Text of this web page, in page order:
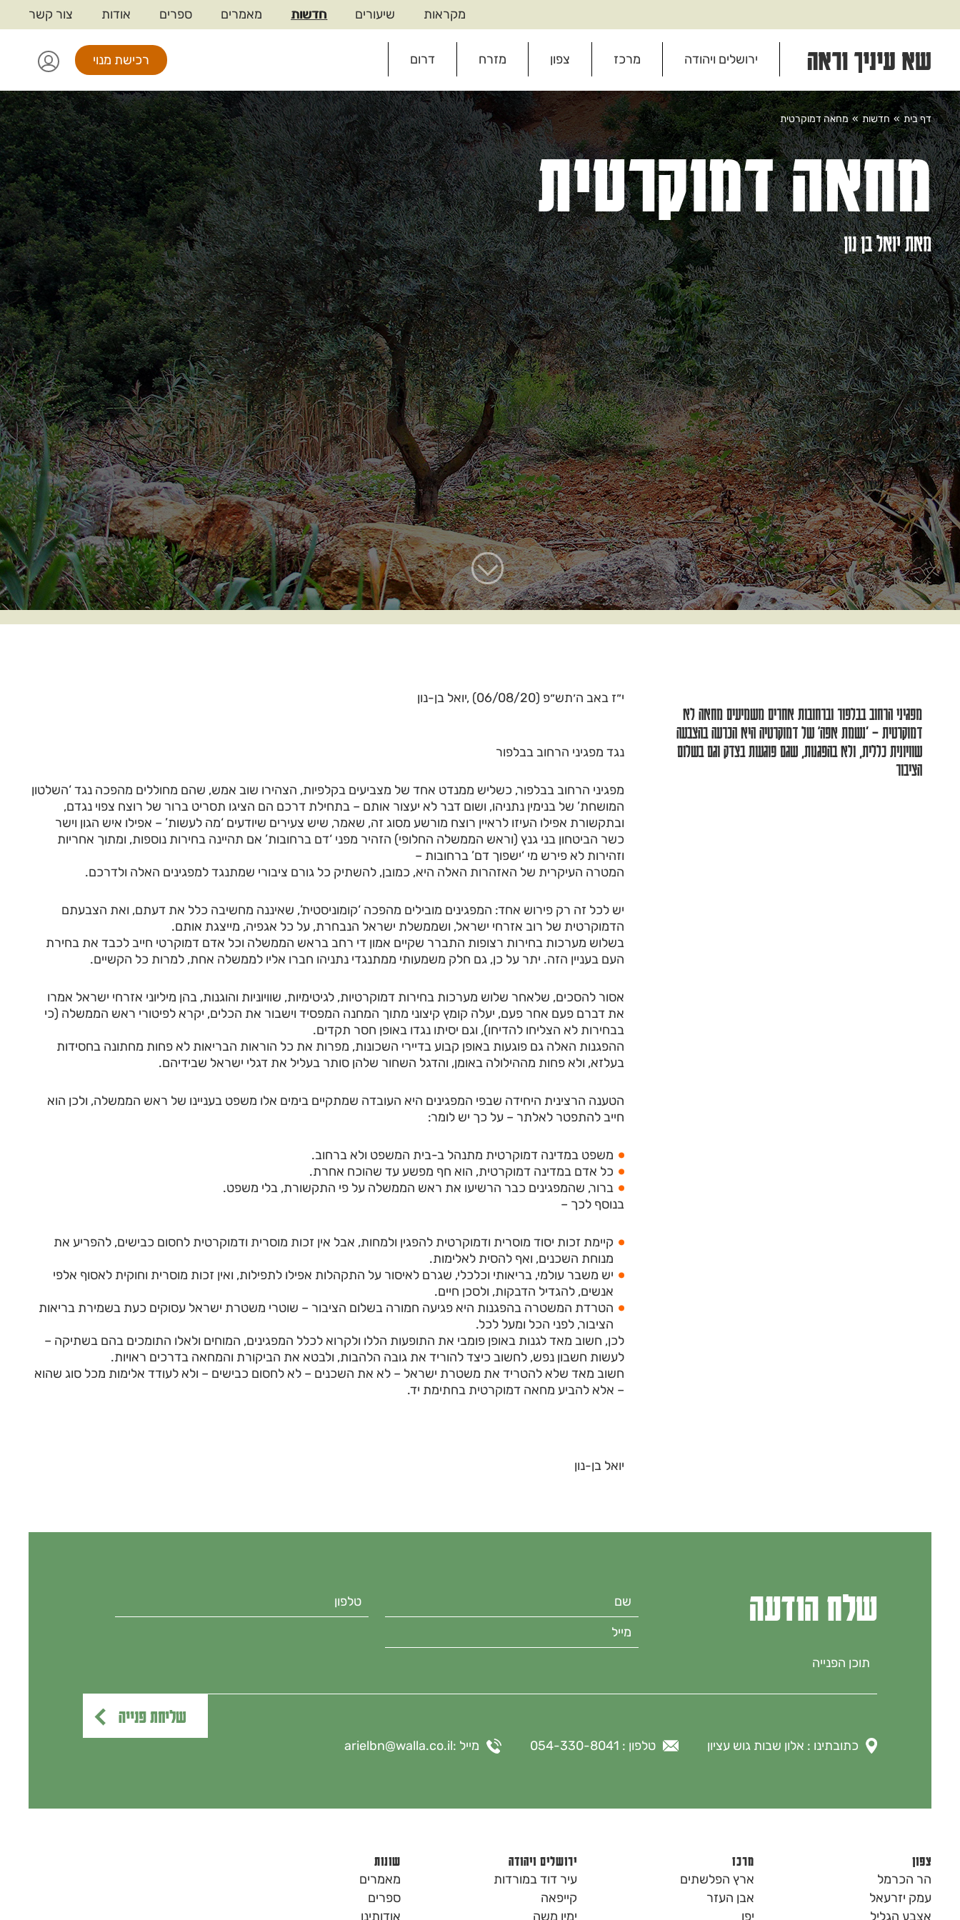
מקראות שיעורים חדשות מאמרים ספרים אודות צור קשר
שא עיניך וראה ירושלים ויהודה מרכז צפון מזרח דרום רכישת מנוי
דף בית » חדשות » מחאה דמוקרטית
מחאה דמוקרטית
מאת יואל בן נון
מפגיני הרחוב בבלפור וברחובות אחרים משמיעים מחאה לא
דמוקרטית – ‘נשמת אפה’ של דמוקרטיה היא הכרעה בהצבעה
שוויונית כללית, ולא בהפגנות, שגם פוגעות בצדק וגם בשלום
הציבור
י״ז באב ה׳תש״פ (06/08/20) ,יואל בן-נון
נגד מפגיני הרחוב בבלפור
מפגיני הרחוב בבלפור, כשליש ממנדט אחד של מצביעים בקלפיות, הצהירו שוב אמש, שהם מחוללים מהפכה נגד ‘השלטון
המושחת’ של בנימין נתניהו, ושום דבר לא יעצור אותם – בתחילת דרכם הם הציגו תסריט ברור של רוצח צפוי נגדם,
ובתקשורת אפילו העיזו לראיין רוצח מורשע מסוג זה, שאמר, שיש צעירים שיודעים ‘מה לעשות’ – אפילו איש הגון וישר
כשר הביטחון בני גנץ (וראש הממשלה החלופי) הזהיר מפני ‘דם ברחובות’ אם תהיינה בחירות נוספות, ומתוך אחריות
וזהירות לא פירש מי ‘ישפוך דם’ ברחובות –
המטרה העיקרית של האזהרות האלה היא, כמובן, להשתיק כל גורם ציבורי שמתנגד למפגינים האלה ולדרכם.
יש לכל זה רק פירוש אחד: המפגינים מובילים מהפכה ‘קומוניסטית’, שאיננה מחשיבה כלל את דעתם, ואת הצבעתם
הדמוקרטית של רוב אזרחי ישראל, ושממשלת ישראל הנבחרת, על כל אגפיה, מייצגת אותם.
בשלוש מערכות בחירות רצופות התברר שקיים אמון די רחב בראש הממשלה וכל אדם דמוקרטי חייב לכבד את בחירת
העם בעניין הזה. יתר על כן, גם חלק משמעותי ממתנגדי נתניהו חברו אליו לממשלה אחת, למרות כל הקשיים.
אסור להסכים, שלאחר שלוש מערכות בחירות דמוקרטיות, לגיטימיות, שוויוניות והוגנות, בהן מיליוני אזרחי ישראל אמרו
את דברם פעם אחר פעם, יעלה קומץ קיצוני מתוך המחנה המפסיד וישבור את הכלים, יקרא לפיטורי ראש הממשלה (כי
בבחירות לא הצליחו להדיחו), וגם יסיתו נגדו באופן חסר תקדים.
ההפגנות האלה גם פוגעות באופן קבוע בדיירי השכונות, מפרות את כל הוראות הבריאות לא פחות מחתונה בחסידות
בעלזא, ולא פחות מההילולה באומן, והדגל השחור שלהן סותר בעליל את דגלי ישראל שבידיהם.
הטענה הרצינית היחידה שבפי המפגינים היא העובדה שמתקיים בימים אלו משפט בעניינו של ראש הממשלה, ולכן הוא
חייב להתפטר לאלתר – על כך יש לומר:
משפט במדינה דמוקרטית מתנהל ב-בית המשפט ולא ברחוב.
כל אדם במדינה דמוקרטית, הוא חף מפשע עד שהוכח אחרת.
ברור, שהמפגינים כבר הרשיעו את ראש הממשלה על פי התקשורת, בלי משפט.
בנוסף לכך –
קיימת זכות יסוד מוסרית ודמוקרטית להפגין ולמחות, אבל אין זכות מוסרית ודמוקרטית לחסום כבישים, להפריע את
מנוחת השכנים, ואף להסית לאלימות.
יש משבר עולמי, בריאותי וכלכלי, שגרם לאיסור על התקהלות אפילו לתפילות, ואין זכות מוסרית וחוקית לאסוף אלפי
אנשים, להגדיל הדבקות, ולסכן חיים.
הטרדת המשטרה בהפגנות היא פגיעה חמורה בשלום הציבור – שוטרי משטרת ישראל עסוקים כעת בשמירת בריאות
הציבור, לפני הכל ומעל לכל.
לכן, חשוב מאד לגנות באופן פומבי את התופעות הללו ולקרוא לכלל המפגינים, המוחים ולאלו התומכים בהם בשתיקה –
לעשות חשבון נפש, לחשוב כיצד להוריד את גובה הלהבות, ולבטא את הביקורת והמחאה בדרכים ראויות.
חשוב מאד שלא להטריד את משטרת ישראל – לא את השכנים – לא לחסום כבישים – ולא לעודד אלימות מכל סוג שהוא
– אלא להביע מחאה דמוקרטית בחתימת יד.
יואל בן-נון
שלח הודעה
כתובתינו : אלון שבות גוש עציון טלפון : 054-330-8041 מייל :arielbn@walla.co.il
צפון
הר הכרמל
עמק יזרעאל
אצבע הגליל
מרכז
ארץ הפלשתים
אבן העזר
יפו
ירושלים ויהודה
עיר דוד במורדות
קייפאה
ימין משה
שונות
מאמרים
ספרים
אודותינו